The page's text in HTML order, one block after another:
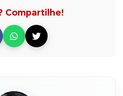
Compartilhe!